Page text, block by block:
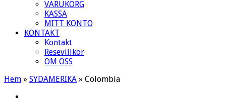
VARUKORG
KASSA
MITT KONTO
KONTAKT
Kontakt
Resevillkor
OM OSS
Hem » SYDAMERIKA » Colombia